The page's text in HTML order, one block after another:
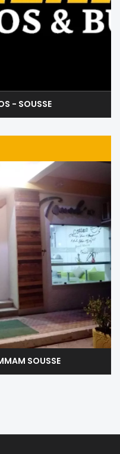
- SOUSSE
SOUSSE